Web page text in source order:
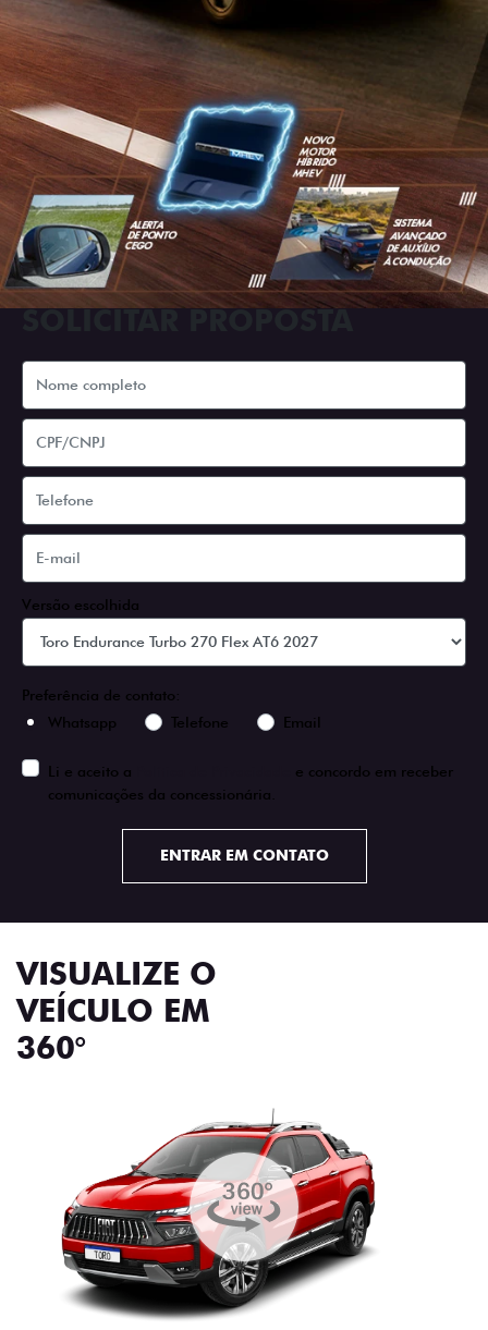
SOLICITAR PROPOSTA
Versão escolhida
Preferência de contato:
Whatsapp
Telefone Email
Li e aceito a
e concordo em receber
comunicações da concessionária.
ENTRAR EM CONTATO
VISUALIZE O
VEÍCULO EM
360°